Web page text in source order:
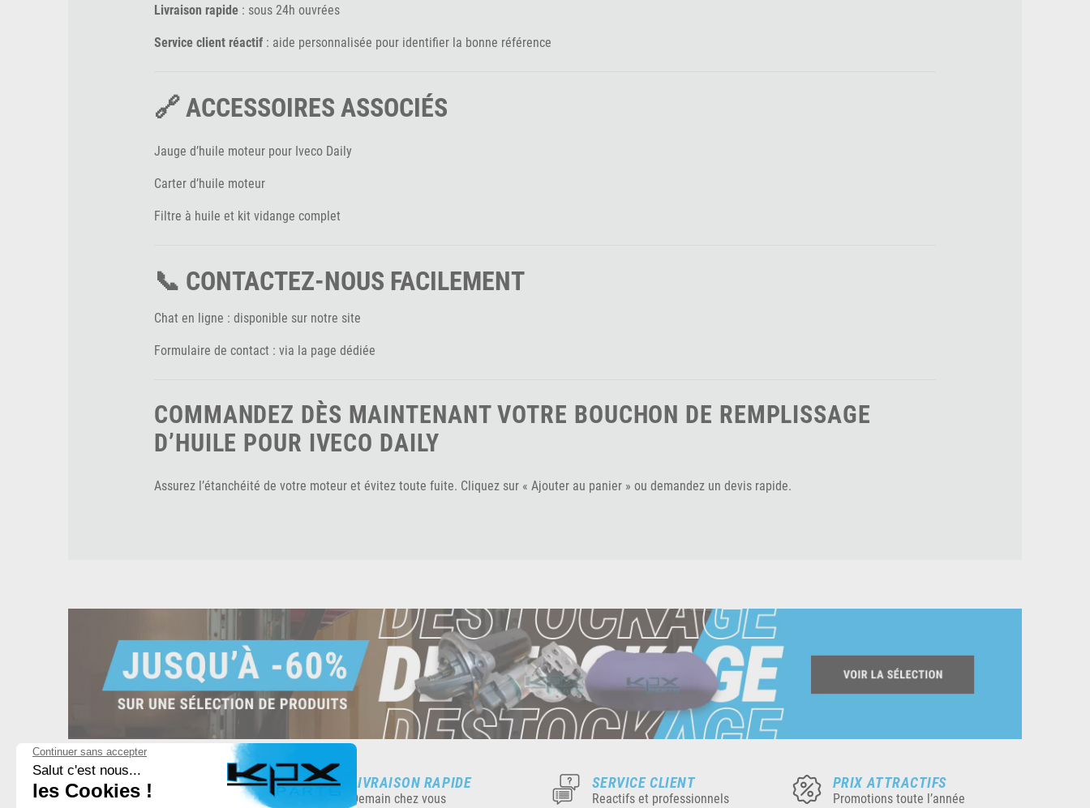
Livraison rapide : sous 24h ouvrées
Service client réactif : aide personnalisée pour identifier la bonne référence
🔗 ACCESSOIRES ASSOCIÉS
Jauge d’huile moteur pour Iveco Daily
Carter d’huile moteur
Filtre à huile et kit vidange complet
📞 CONTACTEZ-NOUS FACILEMENT
Chat en ligne : disponible sur notre site
Formulaire de contact : via la page dédiée
COMMANDEZ DÈS MAINTENANT VOTRE BOUCHON DE REMPLISSAGE
D’HUILE POUR IVECO DAILY
Assurez l’étanchéité de votre moteur et évitez toute fuite. Cliquez sur « Ajouter au panier » ou demandez un devis rapide.
ESPACE DE STOCKAGE
8.500 produits en stock
LIVRAISON RAPIDE
Demain chez vous
SERVICE CLIENT
Reactifs et professionnels
PRIX ATTRACTIFS
Promotions toute l’année